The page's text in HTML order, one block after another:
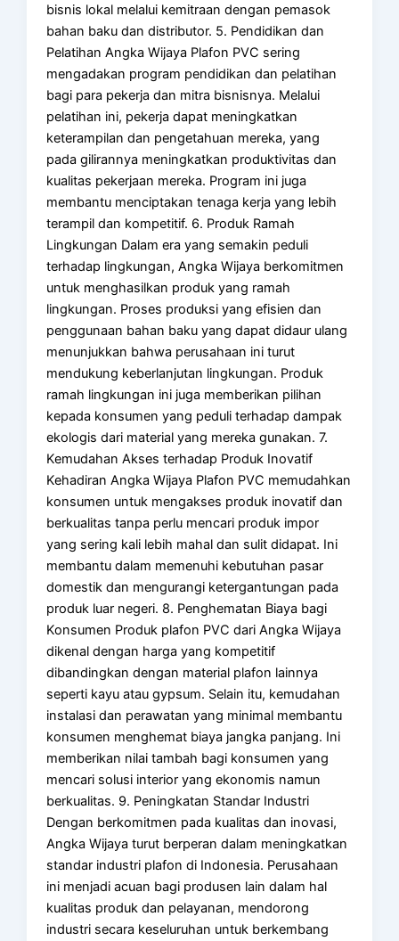
bisnis lokal melalui kemitraan dengan pemasok
bahan baku dan distributor. 5. Pendidikan dan
Pelatihan Angka Wijaya Plafon PVC sering
mengadakan program pendidikan dan pelatihan
bagi para pekerja dan mitra bisnisnya. Melalui
pelatihan ini, pekerja dapat meningkatkan
keterampilan dan pengetahuan mereka, yang
pada gilirannya meningkatkan produktivitas dan
kualitas pekerjaan mereka. Program ini juga
membantu menciptakan tenaga kerja yang lebih
terampil dan kompetitif. 6. Produk Ramah
Lingkungan Dalam era yang semakin peduli
terhadap lingkungan, Angka Wijaya berkomitmen
untuk menghasilkan produk yang ramah
lingkungan. Proses produksi yang efisien dan
penggunaan bahan baku yang dapat didaur ulang
menunjukkan bahwa perusahaan ini turut
mendukung keberlanjutan lingkungan. Produk
ramah lingkungan ini juga memberikan pilihan
kepada konsumen yang peduli terhadap dampak
ekologis dari material yang mereka gunakan. 7.
Kemudahan Akses terhadap Produk Inovatif
Kehadiran Angka Wijaya Plafon PVC memudahkan
konsumen untuk mengakses produk inovatif dan
berkualitas tanpa perlu mencari produk impor
yang sering kali lebih mahal dan sulit didapat. Ini
membantu dalam memenuhi kebutuhan pasar
domestik dan mengurangi ketergantungan pada
produk luar negeri. 8. Penghematan Biaya bagi
Konsumen Produk plafon PVC dari Angka Wijaya
dikenal dengan harga yang kompetitif
dibandingkan dengan material plafon lainnya
seperti kayu atau gypsum. Selain itu, kemudahan
instalasi dan perawatan yang minimal membantu
konsumen menghemat biaya jangka panjang. Ini
memberikan nilai tambah bagi konsumen yang
mencari solusi interior yang ekonomis namun
berkualitas. 9. Peningkatan Standar Industri
Dengan berkomitmen pada kualitas dan inovasi,
Angka Wijaya turut berperan dalam meningkatkan
standar industri plafon di Indonesia. Perusahaan
ini menjadi acuan bagi produsen lain dalam hal
kualitas produk dan pelayanan, mendorong
industri secara keseluruhan untuk berkembang